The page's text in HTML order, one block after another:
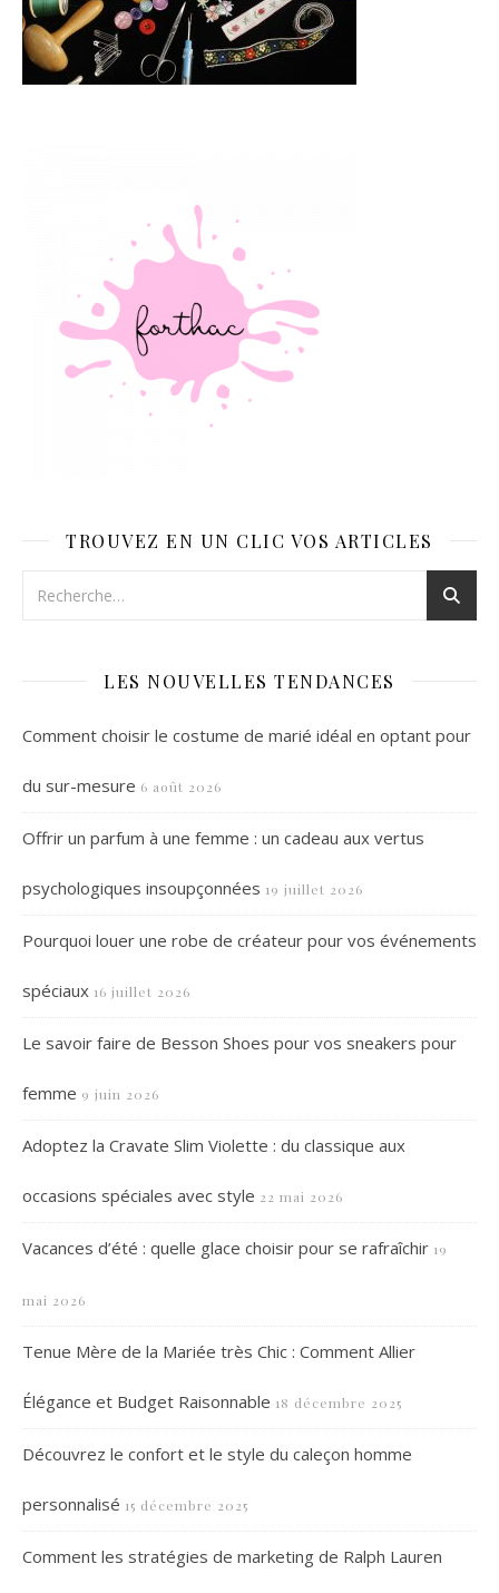
TROUVEZ EN UN CLIC VOS ARTICLES
LES NOUVELLES TENDANCES
Comment choisir le costume de marié idéal en optant pour
du sur-mesure 6 août 2026
Offrir un parfum à une femme : un cadeau aux vertus
psychologiques insoupçonnées 19 juillet 2026
Pourquoi louer une robe de créateur pour vos événements
spéciaux 16 juillet 2026
Le savoir faire de Besson Shoes pour vos sneakers pour
femme 9 juin 2026
Adoptez la Cravate Slim Violette : du classique aux
occasions spéciales avec style 22 mai 2026
Vacances d’été : quelle glace choisir pour se rafraîchir 19
mai 2026
Tenue Mère de la Mariée très Chic : Comment Allier
Élégance et Budget Raisonnable 18 décembre 2025
Découvrez le confort et le style du caleçon homme
personnalisé 15 décembre 2025
Comment les stratégies de marketing de Ralph Lauren